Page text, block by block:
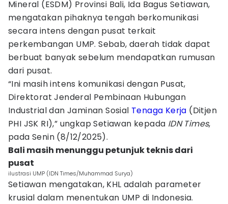
Mineral (ESDM) Provinsi Bali, Ida Bagus Setiawan,
mengatakan pihaknya tengah berkomunikasi
secara intens dengan pusat terkait
perkembangan UMP. Sebab, daerah tidak dapat
berbuat banyak sebelum mendapatkan rumusan
dari pusat.
“Ini masih intens komunikasi dengan Pusat,
Direktorat Jenderal Pembinaan Hubungan
Industrial dan Jaminan Sosial Tenaga Kerja (Ditjen
PHI JSK RI),” ungkap Setiawan kepada IDN Times,
pada Senin (8/12/2025).
Bali masih menunggu petunjuk teknis dari
pusat
ilustrasi UMP (IDN Times/Muhammad Surya)
Setiawan mengatakan, KHL adalah parameter
krusial dalam menentukan UMP di Indonesia.